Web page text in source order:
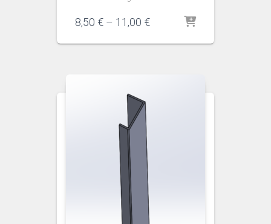
8,50 € – 11,00 €Preisspanne:
bis